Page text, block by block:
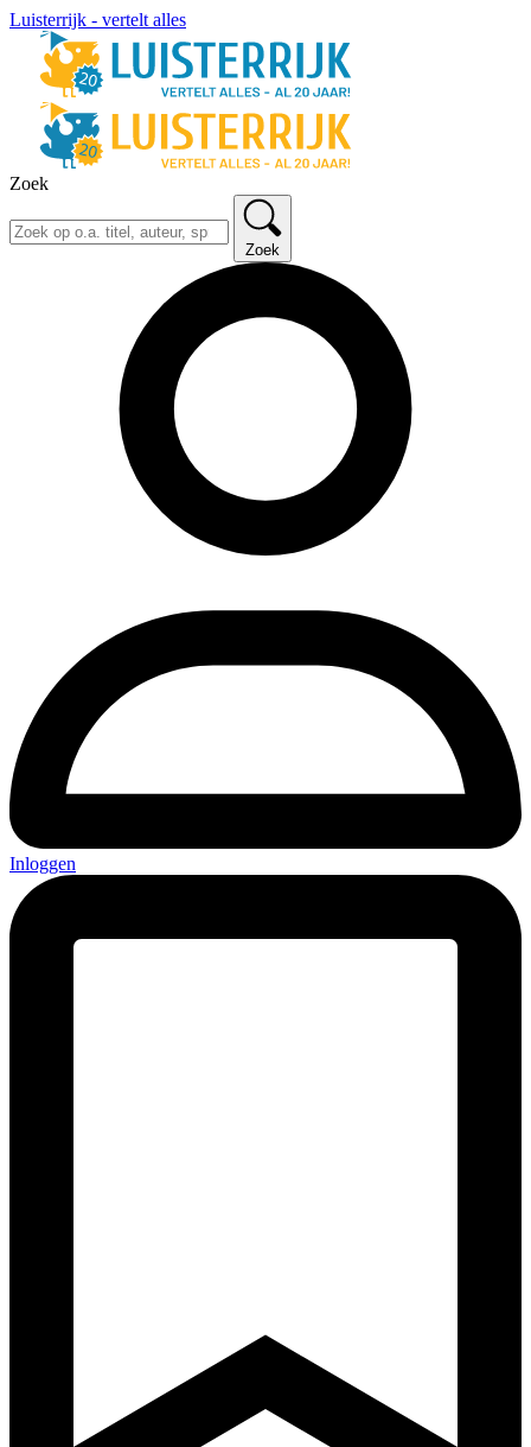
Luisterrijk - vertelt alles
Zoek
Zoek
Inloggen